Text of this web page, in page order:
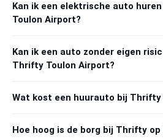
Kan ik een elektrische auto
Toulon Airport?
Kan ik een auto zonder eigen
Thrifty Toulon Airport?
Wat kost een huurauto bij Thrifty
Hoe hoog is de borg bij Thrifty